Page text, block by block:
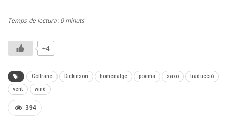
Temps de lectura: 0 minuts
+4
Coltrane Dickinson homenatge poema saxo traducció
vent wind
394